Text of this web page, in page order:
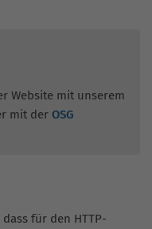
Website mit unserem
mit der OSG
für den HTTP-